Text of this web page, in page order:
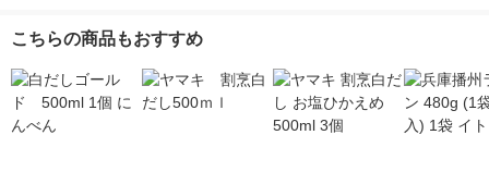
こちらの商品もおすすめ